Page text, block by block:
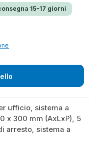
15-17 giorni